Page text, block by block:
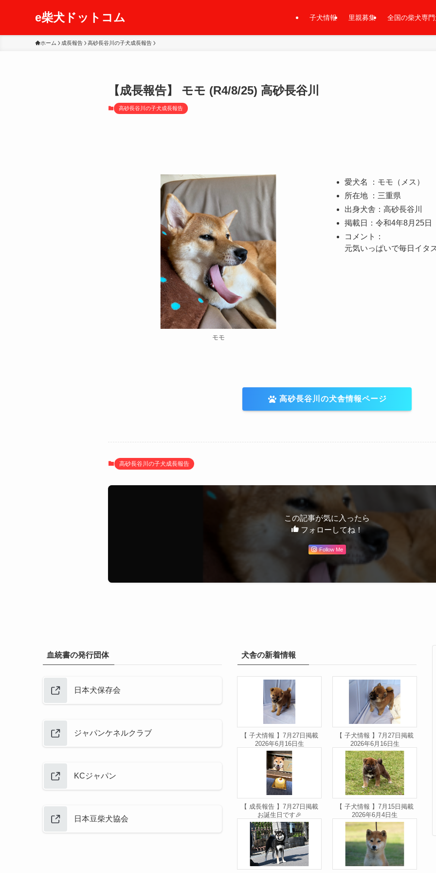
e柴犬ドットコム 子犬情報 里親募集 全国の柴犬専
ホーム 成長報告 高砂長谷川の子犬成長報告
【成長報告】 モモ (R4/8/25) 高砂長谷川
高砂長谷川の子犬成長報告
モモ
愛犬名 ：モモ（メス）
所在地 ：三重県
出身犬舎：高砂長谷川
掲載日：令和4年8月25日
コメント：
元気いっぱいで毎日イタ
高砂長谷川の犬舎情報ページ
高砂長谷川の子犬成長報告
この記事が気に入ったら
フォローしてね！
Follow Me
血統書の発行団体
日本犬保存会
ジャパンケネルクラブ
KCジャパン
日本豆柴犬協会
犬舎の新着情報
【 子犬情報 】7月27日掲載
2026年6月16日生
【 子犬情報 】7月27日掲載
2026年6月16日生
【 成長報告 】7月27日掲載
お誕生日です🎉
【 子犬情報 】7月15日掲載
2026年6月4日生